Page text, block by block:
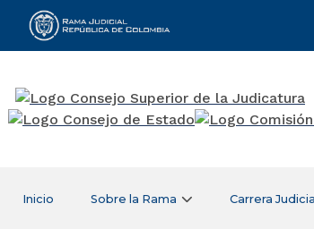
Rama Judicial
Inicio Sobre la Rama Carrera